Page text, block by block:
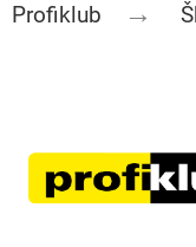
Profiklub